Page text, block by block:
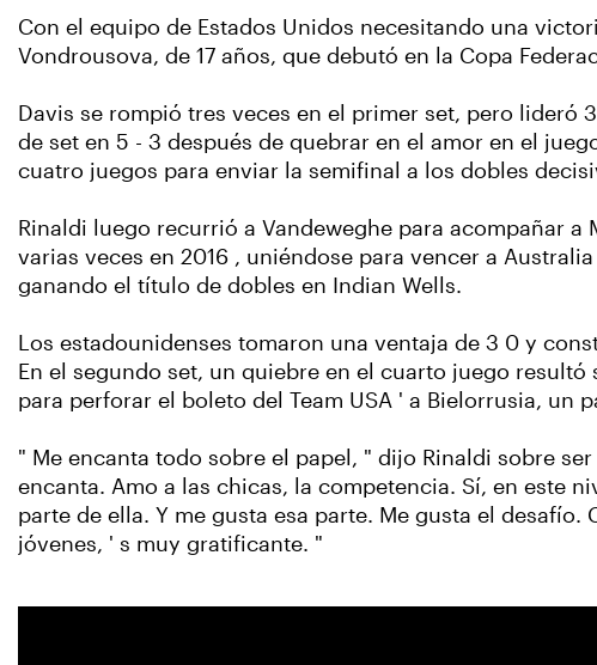
Con el equipo de Estados Unidos necesitando una
Vondrousova, de 17 años, que debutó en la Copa
Davis se rompió tres veces en el primer set, pero lideró
de set en 5 - 3 después de quebrar en el amor en el
cuatro juegos para enviar la semifinal a los dobles
Rinaldi luego recurrió a Vandeweghe para acompañar
varias veces en 2016 , uniéndose para vencer a
ganando el título de dobles en Indian Wells.
Los estadounidenses tomaron una ventaja de 3 0 y
En el segundo set, un quiebre en el cuarto juego
para perforar el boleto del Team USA ' a Bielorrusia, un
" Me encanta todo sobre el papel, " dijo Rinaldi sobre
encanta. Amo a las chicas, la competencia. Sí, en este
parte de ella. Y me gusta esa parte. Me gusta el
jóvenes, ' s muy gratificante. "